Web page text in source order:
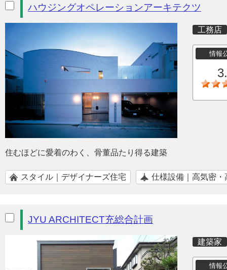
ハウジングオペレーションアーキテクツ
工務店
情報
住むほどに愛着のわく、骨董品たり得る建築
スタイル｜デザイナーズ住宅 仕様設備｜高気密・
JYU ARCHITECT充総合計画
建築家
情報